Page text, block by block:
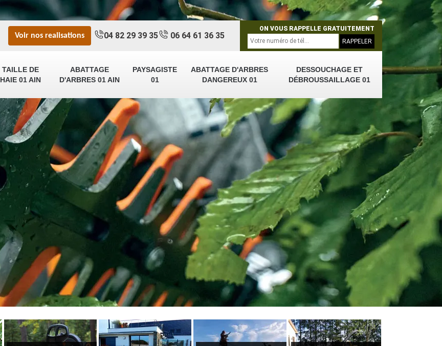
TAILLE DE
HAIE 01 AIN
ABATTAGE
D'ARBRES 01 AIN
PAYSAGISTE
01
ABATTAGE D'ARBRES
DANGEREUX 01
DESSOUCHAGE ET
DÉBROUSSAILLAGE 01
Voir nos realisations 04 82 29 39 35 06 64 61 36 35
ON VOUS RAPPELLE GRATUITEMENT